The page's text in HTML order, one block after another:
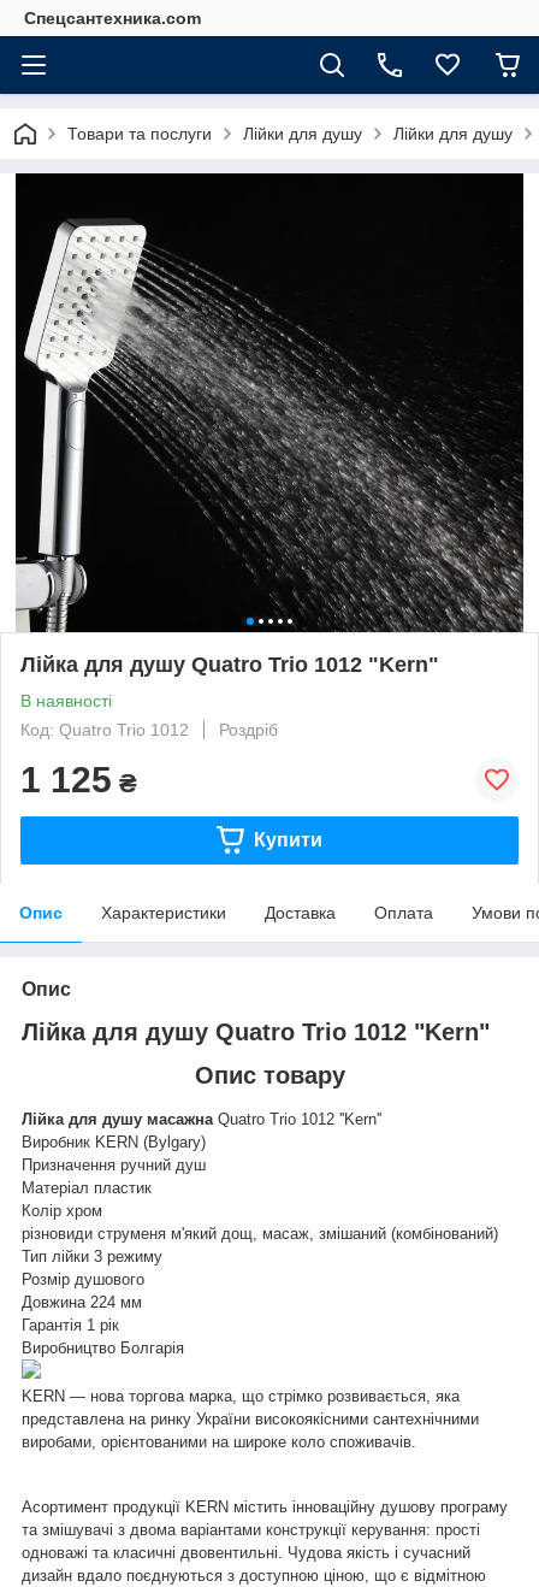
Спецсантехника.com
Товари та послуги Лійки для душу Лійки для душу
Лійка для душу Quatro Trio 1012 "Kern"
В наявності
Код: Quatro Trio 1012
Роздріб
1 125 ₴
Купити
Опис Характеристики Доставка Оплата Умови
Опис
Лійка для душу Quatro Trio 1012 "Kern"
Опис товару
Лійка для душу масажна Quatro Trio 1012 ''Kern''
Виробник KERN (Bylgary)
Призначення ручний душ
Матеріал пластик
Колір хром
різновиди струменя м'який дощ, масаж, змішаний (комбінований)
Тип лійки 3 режиму
Розмір душового
Довжина 224 мм
Гарантія 1 рік
Виробництво Болгарія
KERN — нова торгова марка, що стрімко розвивається, яка
представлена на ринку України високоякісними сантехнічними
виробами, орієнтованими на широке коло споживачів.
Асортимент продукції KERN містить інноваційну душову програму
та змішувачі з двома варіантами конструкції керування: прості
одноважі та класичні двовентильні. Чудова якість і сучасний
дизайн вдало поєднуються з доступною ціною, що є відмітною